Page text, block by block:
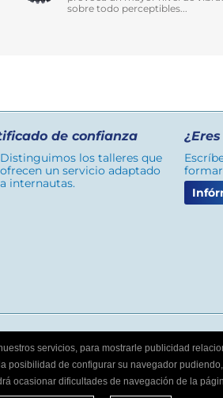
sobre todo perceptibles...
de confianza
Distinguimos los talleres que
ofrecen un servicio adaptado
a internautas.
servicios, para mostrarle publicidad
de configurar su navegador
ocasionar dificultades de navegación de la